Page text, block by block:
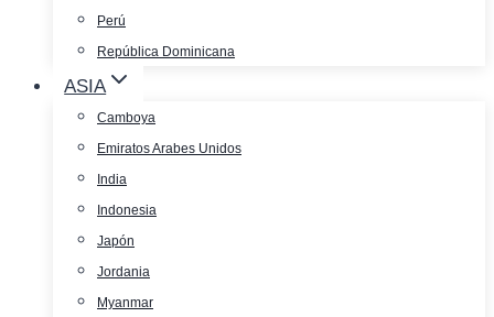
Perú
República Dominicana
ASIA
Camboya
Emiratos Arabes Unidos
India
Indonesia
Japón
Jordania
Myanmar